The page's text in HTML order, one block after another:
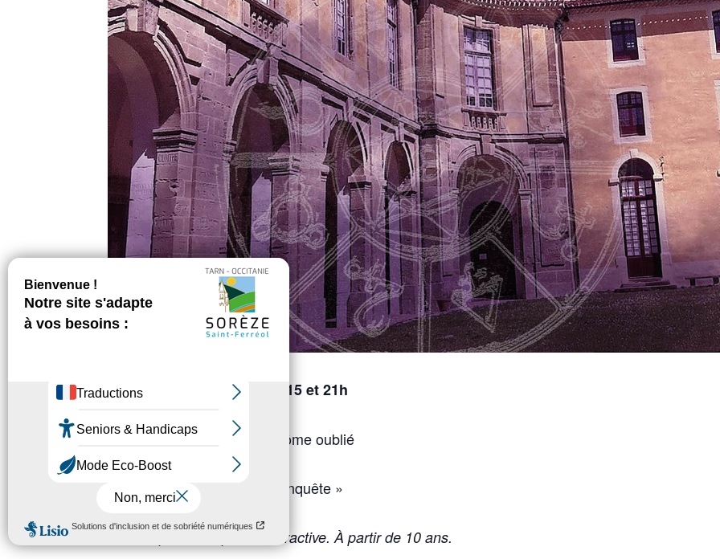
Vendredi 6 décembre, 18h15 et 21h
Enquête à l’Abbaye : le fantôme oublié
« Drôle d’endroit pour une enquête »
Une enquête ludique et interactive. À partir de 10 ans.